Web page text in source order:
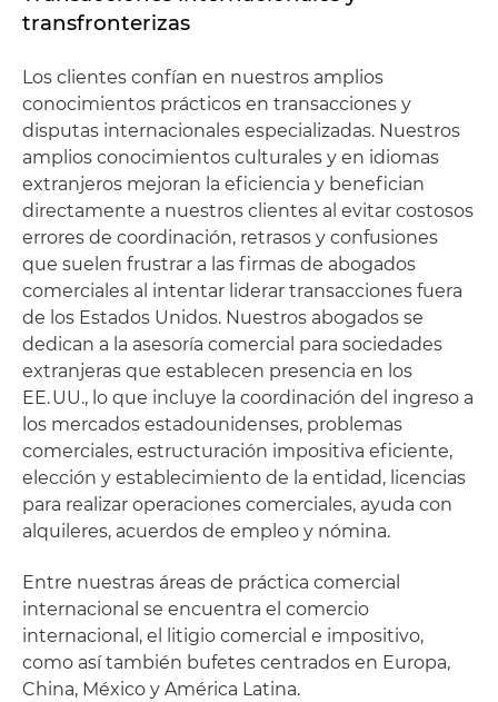
transfronterizas
Los clientes confían en nuestros amplios
conocimientos prácticos en transacciones y
disputas internacionales especializadas. Nuestros
amplios conocimientos culturales y en idiomas
extranjeros mejoran la eficiencia y benefician
directamente a nuestros clientes al evitar costosos
errores de coordinación, retrasos y confusiones
que suelen frustrar a las firmas de abogados
comerciales al intentar liderar transacciones fuera
de los Estados Unidos. Nuestros abogados se
dedican a la asesoría comercial para sociedades
extranjeras que establecen presencia en los
EE. UU., lo que incluye la coordinación del ingreso a
los mercados estadounidenses, problemas
comerciales, estructuración impositiva eficiente,
elección y establecimiento de la entidad, licencias
para realizar operaciones comerciales, ayuda con
alquileres, acuerdos de empleo y nómina.
Entre nuestras áreas de práctica comercial
internacional se encuentra el comercio
internacional, el litigio comercial e impositivo,
como así también bufetes centrados en Europa,
China, México y América Latina.